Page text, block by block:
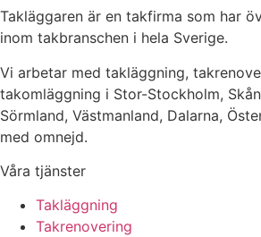
Takläggaren är en takfirma som har
inom takbranschen i hela Sverige.
Vi arbetar med takläggning,
takomläggning i Stor-Stockholm,
Sörmland, Västmanland, Dalarna,
med omnejd.
Våra tjänster
Takläggning
Takrenovering